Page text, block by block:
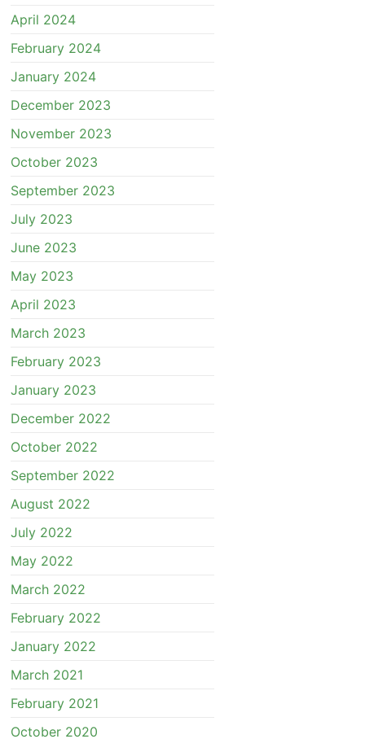
April 2024
February 2024
January 2024
December 2023
November 2023
October 2023
September 2023
July 2023
June 2023
May 2023
April 2023
March 2023
February 2023
January 2023
December 2022
October 2022
September 2022
August 2022
July 2022
May 2022
March 2022
February 2022
January 2022
March 2021
February 2021
October 2020